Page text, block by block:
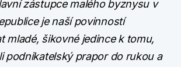
zástupce malého byznysu v
je naší povinností
mladé, šikovné jedince k tomu,
podnikatelský prapor do rukou a